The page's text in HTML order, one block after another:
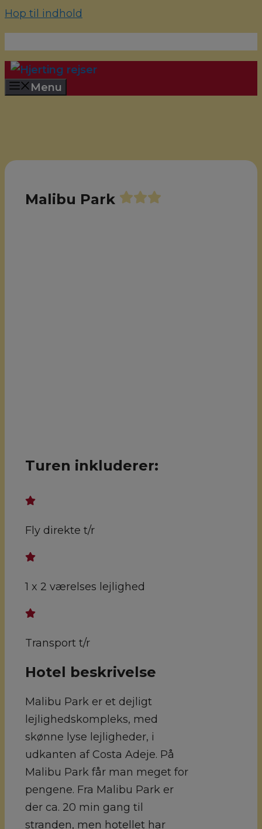
Hop til indhold
Menu
Malibu Park
Turen inkluderer:
Fly direkte t/r
1 x 2 værelses lejlighed
Transport t/r
Hotel beskrivelse
Malibu Park er et dejligt
lejlighedskompleks, med
skønne lyse lejligheder, i
udkanten af Costa Adeje. På
Malibu Park får man meget for
pengene. Fra Malibu Park er
der ca. 20 min gang til
stranden, men hotellet har